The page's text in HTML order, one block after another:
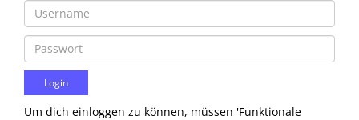
Um dich einloggen zu können, müssen 'Funktionale